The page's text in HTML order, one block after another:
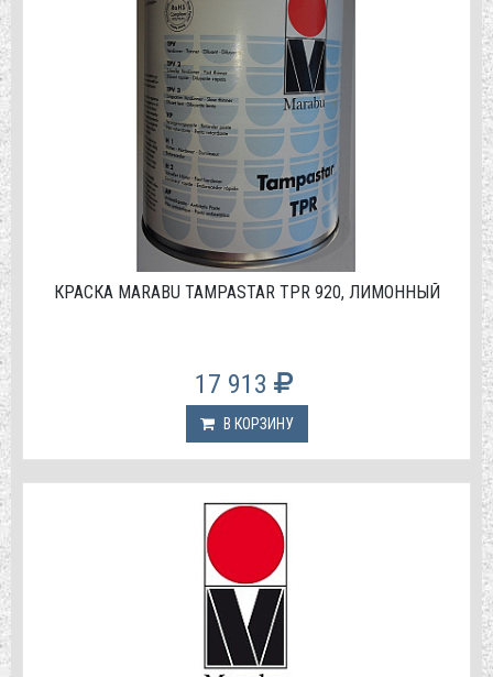
КРАСКА MARABU TAMPASTAR TPR 920, ЛИМОННЫЙ
17 913
В КОРЗИНУ